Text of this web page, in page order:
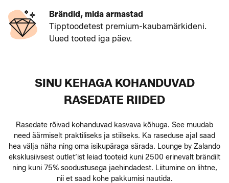
Brändid, mida armastad
Tipptoodetest premium-kaubamärkideni.
Uued tooted iga päev.
SINU KEHAGA KOHANDUVAD
RASEDATE RIIDED
Rasedate rõivad kohanduvad kasvava kõhuga. See muudab
need äärmiselt praktiliseks ja stiilseks. Ka raseduse ajal saad
hea välja näha ning oma isikupäraga särada. Lounge by Zalando
eksklusiivsest outlet’ist leiad tooteid kuni 2500 erinevalt brändilt
ning kuni 75% soodustusega jaehindadest. Liitumine on lihtne,
nii et saad kohe pakkumisi nautida.